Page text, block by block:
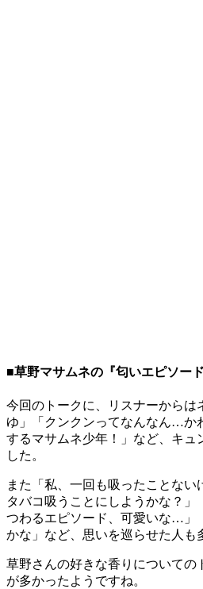
■草野マサムネの『匂いエピソー
今回のトークに、リスナーからは
ゆ」「クンクンってなんなん…か
するマサムネ少年！」など、キュ
した。
また「私、一回も吸ったことな
タバコ吸うことにしようかな？」
つわるエピソード、可愛いな…」
かな」など、思いを巡らせた人も
草野さんの好きな香りについての
が多かったようですね。